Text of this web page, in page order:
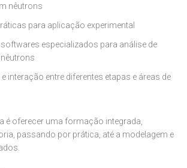
nêutrons
para aplicação experimental
especializados para análise de
interação entre diferentes etapas e áreas de
é oferecer uma formação integrada,
passando por prática, até a modelagem e